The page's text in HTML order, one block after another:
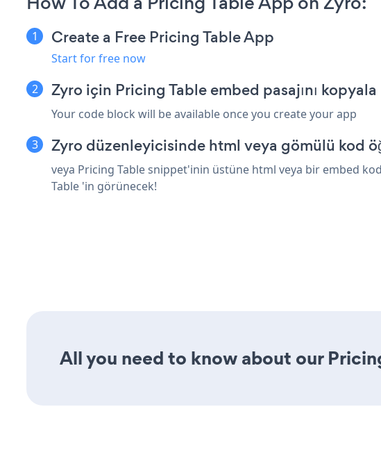
Create a Free Pricing Table App
Start for free now
Zyro için Pricing Table embed pasajını kopyala
Your code block will be available once you create your app
Zyro düzenleyicisinde html veya gömülü kod
veya Pricing Table snippet'inin üstüne html veya bir embed
Table 'in görünecek!
All you need to know about our